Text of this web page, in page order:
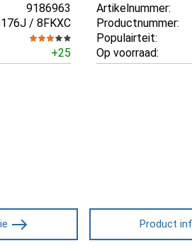
9186963
/ 8FKXC
+25
Artikelnummer:
Productnummer:
Populairteit:
Op voorraad:
Product